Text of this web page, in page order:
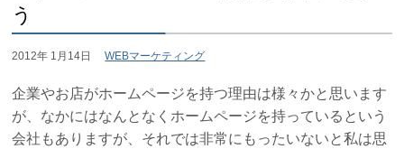
う
2012年 1月14日WEBマーケティング
企業やお店がホームページを持つ理由は様々かと思います
が、なかにはなんとなくホームページを持っているという
会社もありますが、それでは非常にもったいないと私は思